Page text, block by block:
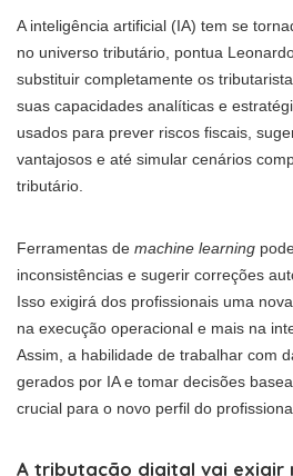
A inteligência artificial (IA) tem se
no universo tributário, pontua
substituir completamente os
suas capacidades analíticas e
usados para prever riscos fiscais,
vantajosos e até simular cenários
tributário.
Ferramentas de machine learning
inconsistências e sugerir correções
Isso exigirá dos profissionais uma
na execução operacional e mais na
Assim, a habilidade de trabalhar com
gerados por IA e tomar decisões
crucial para o novo perfil do
A tributação digital vai exigir